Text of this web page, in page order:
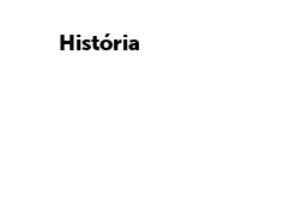
História